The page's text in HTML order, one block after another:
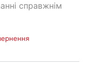
справжнім